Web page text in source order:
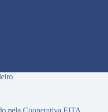
pelaCooperativa EITA